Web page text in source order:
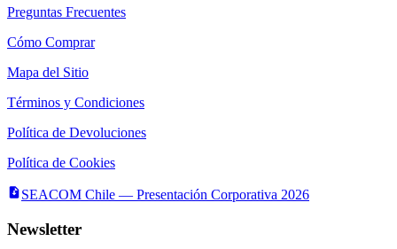
Preguntas Frecuentes
Cómo Comprar
Mapa del Sitio
Términos y Condiciones
Política de Devoluciones
Política de Cookies
SEACOM Chile — Presentación Corporativa 2026
Newsletter